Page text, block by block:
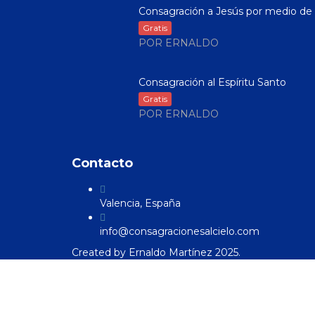
Consagración a Jesús por medio de
Gratis
POR ERNALDO
Consagración al Espíritu Santo
Gratis
POR ERNALDO
Contacto
Valencia, España
info@consagracionesalcielo.com
Created by Ernaldo Martínez 2025.